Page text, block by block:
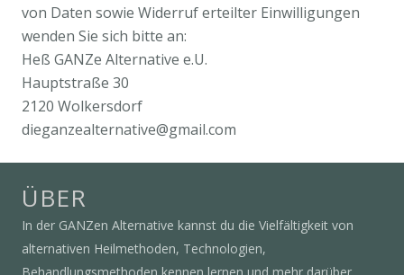
von Daten sowie Widerruf erteilter Einwilligungen
wenden Sie sich bitte an:
Heß GANZe Alternative e.U.
Hauptstraße 30
2120 Wolkersdorf
dieganzealternative@gmail.com
ÜBER
In der GANZen Alternative kannst du die Vielfältigkeit von
alternativen Heilmethoden, Technologien,